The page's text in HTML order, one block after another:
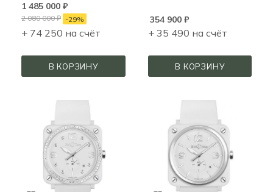
1 485 000 ₽
2 080 000₽ -29%
+ 74 250 на счёт
В КОРЗИНУ
354 900₽
+ 35 490 на счёт
В КОРЗИНУ